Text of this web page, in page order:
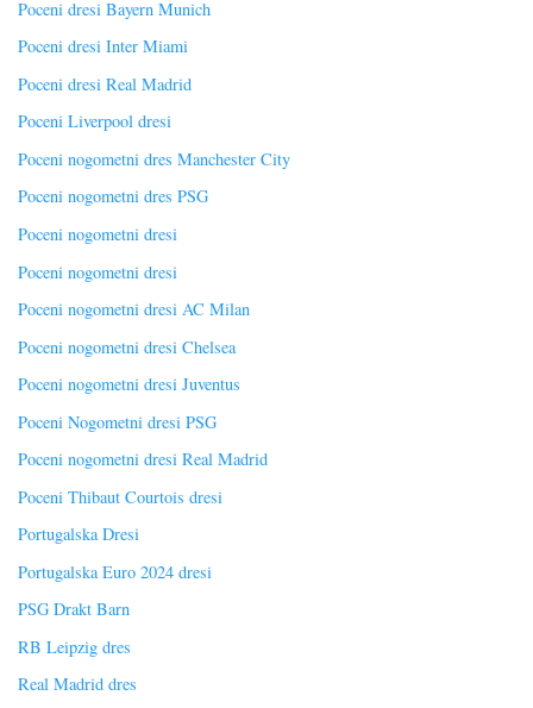
Poceni dresi Bayern Munich
Poceni dresi Inter Miami
Poceni dresi Real Madrid
Poceni Liverpool dresi
Poceni nogometni dres Manchester City
Poceni nogometni dres PSG
Poceni nogometni dresi
Poceni nogometni dresi
Poceni nogometni dresi AC Milan
Poceni nogometni dresi Chelsea
Poceni nogometni dresi Juventus
Poceni Nogometni dresi PSG
Poceni nogometni dresi Real Madrid
Poceni Thibaut Courtois dresi
Portugalska Dresi
Portugalska Euro 2024 dresi
PSG Drakt Barn
RB Leipzig dres
Real Madrid dres